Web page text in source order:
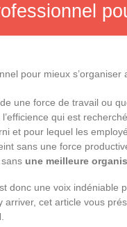
une force de travail ou
l’efficience qui est
et pour lequel les
sans une force
une meilleure
donc une voix indéniable
arriver, cet article vous